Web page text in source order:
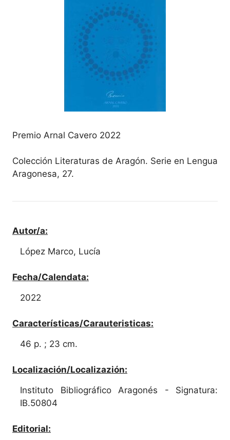
Premio Arnal Cavero 2022
Colección Literaturas de Aragón. Serie en Lengua
Aragonesa, 27.
Autor/a:
López Marco, Lucía
Fecha/Calendata:
2022
Características/Carauteristicas:
46 p. ; 23 cm.
Localización/Localizazión:
Instituto Bibliográfico Aragonés - Signatura:
IB.50804
Editorial: